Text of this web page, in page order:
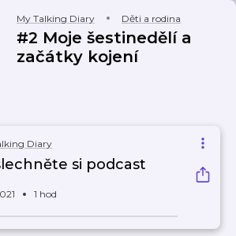
My Talking Diary Děti a rodina
#2 Moje šestinedělí a
začátky kojení
Diary
si podcast
1 hod